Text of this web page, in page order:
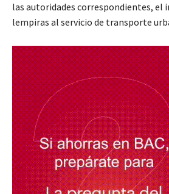
las autoridades correspondientes, el
lempiras al servicio de transporte